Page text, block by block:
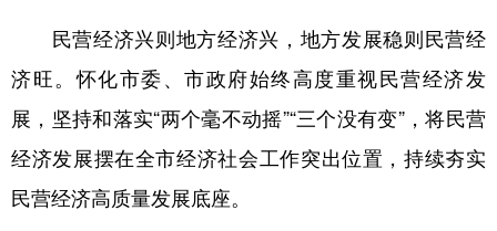
民营经济兴则地方经济兴，地方发展稳则民营经
济旺。怀化市委、市政府始终高度重视民营经济发
展，坚持和落实“两个毫不动摇”“三个没有变”，将民营
经济发展摆在全市经济社会工作突出位置，持续夯实
民营经济高质量发展底座。